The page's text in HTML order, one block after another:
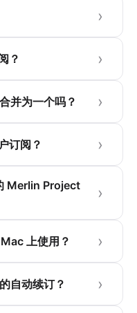
？
并为一个吗？
订阅？
Merlin Project
上使用？
自动续订？